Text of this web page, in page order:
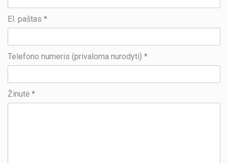
El. paštas *
Telefono numeris (privaloma nurodyti) *
Žinutė *